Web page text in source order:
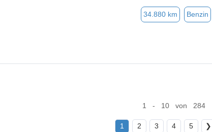
34.880 km Benzin
1 - 10 von 284
1 2 3 4 5 ❯